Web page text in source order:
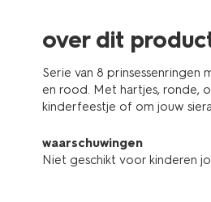
over dit
Serie van 8
en rood. Met hartjes, ronde,
kinderfeestje of om jouw
waarschuwingen
Niet geschikt voor kinderen